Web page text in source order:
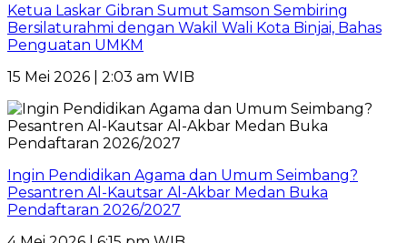
Ketua Laskar Gibran Sumut Samson Sembiring
Bersilaturahmi dengan Wakil Wali Kota Binjai, Bahas
Penguatan UMKM
15 Mei 2026 | 2:03 am WIB
Ingin Pendidikan Agama dan Umum Seimbang?
Pesantren Al-Kautsar Al-Akbar Medan Buka
Pendaftaran 2026/2027